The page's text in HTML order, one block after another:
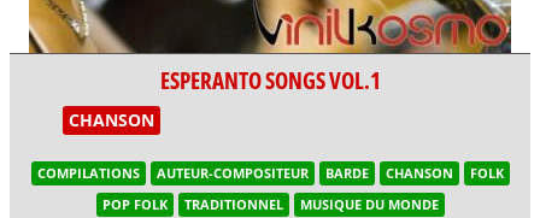
ESPERANTO SONGS VOL.1
CHANSON
COMPILATIONS AUTEUR-COMPOSITEUR BARDE CHANSON
FOLK
POP FOLK
TRADITIONNEL
MUSIQUE DU MONDE